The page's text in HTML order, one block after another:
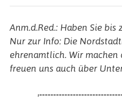
Anm.d.Red.: Haben Sie bis
Nur zur Info: Die
ehrenamtlich. Wir machen
freuen uns auch über